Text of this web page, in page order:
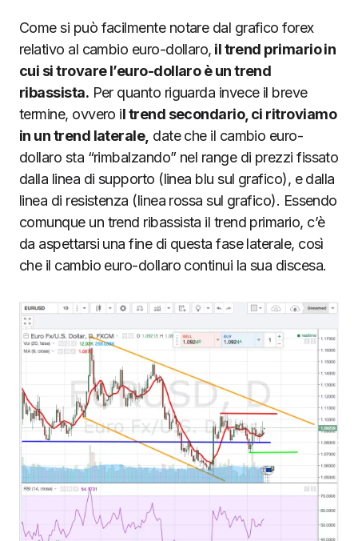
Come si può facilmente notare dal grafico forex
relativo al cambio euro-dollaro, il trend primario in
cui si trovare l’euro-dollaro è un trend
ribassista. Per quanto riguarda invece il breve
termine, ovvero il trend secondario, ci ritroviamo
in un trend laterale, date che il cambio euro-
dollaro sta “rimbalzando” nel range di prezzi fissato
dalla linea di supporto (linea blu sul grafico), e dalla
linea di resistenza (linea rossa sul grafico). Essendo
comunque un trend ribassista il trend primario, c’è
da aspettarsi una fine di questa fase laterale, così
che il cambio euro-dollaro continui la sua discesa.